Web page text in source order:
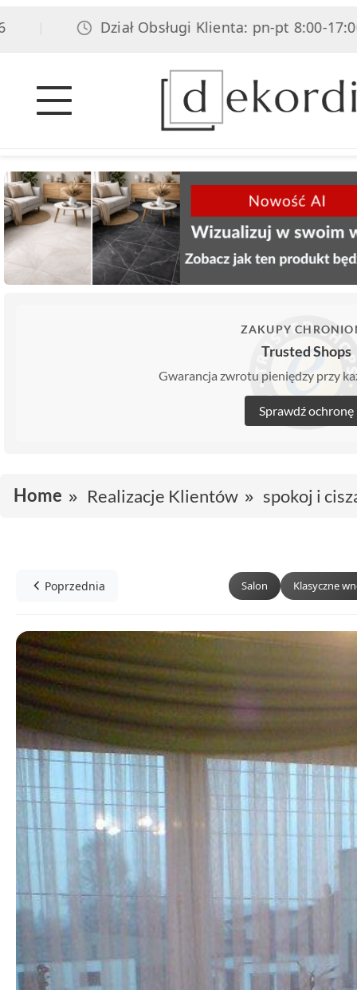
Dział Obsługi Klienta: pn-pt 8:00-17:00,
ZAKUPY
Trusted Shops
Gwarancja zwrotu pieniędzy przy
Sprawdź ochronę
Home Realizacje Klientów spokoj i
Poprzednia Salon Klasyczne